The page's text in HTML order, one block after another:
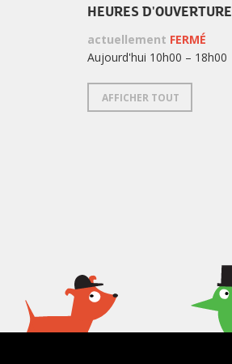
HEURES D'OUVERTURE
actuellement FERMÉ
Aujourd'hui 10h00 – 18h00
AFFICHER TOUT